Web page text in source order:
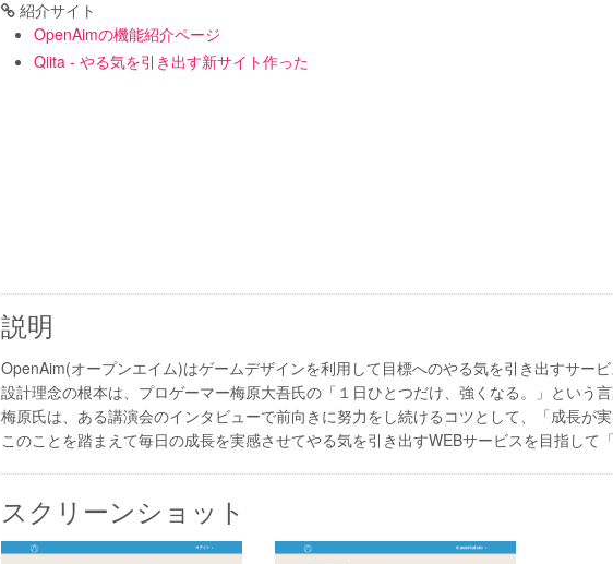
紹介サイト
OpenAimの機能紹介ページ
Qiita - やる気を引き出す新サイト作った
説明
OpenAim(オープンエイム)はゲームデザインを利用して目標へのやる気を引き出すサー
設計理念の根本は、プロゲーマー梅原大吾氏の「１日ひとつだけ、強くなる。」という
梅原氏は、ある講演会のインタビューで前向きに努力をし続けるコツとして、「成長が
このことを踏まえて毎日の成長を実感させてやる気を引き出すWEBサービスを目指して
スクリーンショット